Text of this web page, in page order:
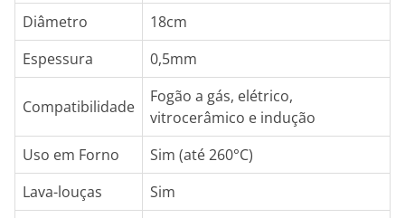
Diâmetro
18cm
Espessura
0,5mm
Compatibilidade
Fogão a gás, elétrico,
vitrocerâmico e indução
Uso em Forno
Sim (até 260°C)
Lava-louças
Sim